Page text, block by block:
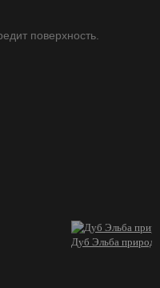
поверхность.
Дуб Эльба